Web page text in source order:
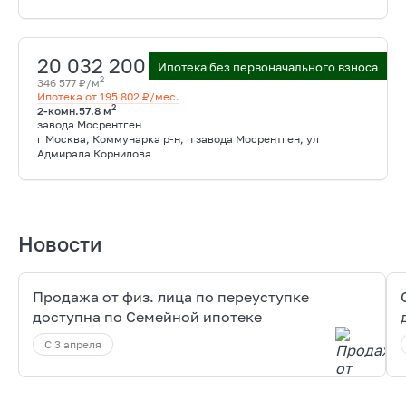
Ипотека без первоначального взноса
20 032 200 ₽
346 577 ₽/м2
Ипотека от 195 802 ₽/мес.
2-комн.57.8 м2
завода Мосрентген
г Москва, Коммунарка р-н, п завода Мосрентген, ул
Адмирала Корнилова
Новости
Продажа от физ. лица по переуступке
доступна по Семейной ипотеке
С 3 апреля